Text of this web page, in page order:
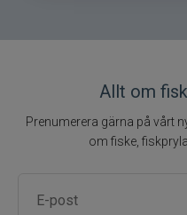
Allt om
Prenumerera gärna på vårt
om fiske,